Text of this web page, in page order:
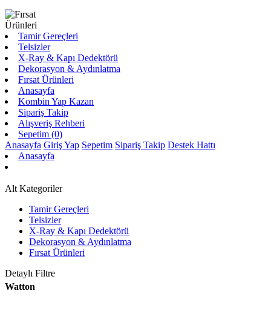
Tamir Gereçleri
Telsizler
X-Ray & Kapı Dedektörü
Dekorasyon & Aydınlatma
Fırsat Ürünleri
Anasayfa
Kombin Yap Kazan
Sipariş Takip
Alışveriş Rehberi
Sepetim (0)
Anasayfa Giriş Yap Sepetim Sipariş Takip Destek Hattı
Anasayfa
Alt Kategoriler
Tamir Gereçleri
Telsizler
X-Ray & Kapı Dedektörü
Dekorasyon & Aydınlatma
Fırsat Ürünleri
Detaylı Filtre
Watton